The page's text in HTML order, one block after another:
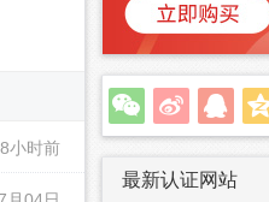
小时前
最新认证网站